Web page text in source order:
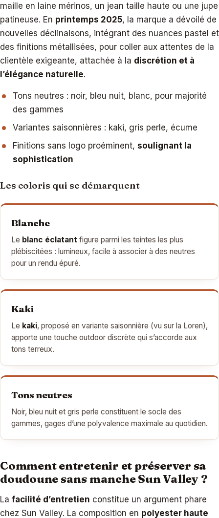
maille en laine mérinos, un jean taille haute ou une jupe
patineuse. En printemps 2025, la marque a dévoilé de
nouvelles déclinaisons, intégrant des nuances pastel et
des finitions métallisées, pour coller aux attentes de la
clientèle exigeante, attachée à la discrétion et à
l’élégance naturelle.
Tons neutres : noir, bleu nuit, blanc, pour majorité
des gammes
Variantes saisonnières : kaki, gris perle, écume
Finitions sans logo proéminent, soulignant la
sophistication
Les coloris qui se démarquent
Blanche
Le blanc éclatant figure parmi les teintes les plus
plébiscitées : lumineux, facile à associer à des neutres
pour un rendu épuré.
Kaki
Le kaki, proposé en variante saisonnière (vu sur la Loren),
apporte une touche outdoor discrète qui s’accorde aux
tons terreux.
Tons neutres
Noir, bleu nuit et gris perle constituent le socle des
gammes, gages d’une polyvalence maximale au quotidien.
Comment entretenir et préserver sa
doudoune sans manche Sun Valley ?
La facilité d’entretien constitue un argument phare
chez Sun Valley. La composition en polyester haute